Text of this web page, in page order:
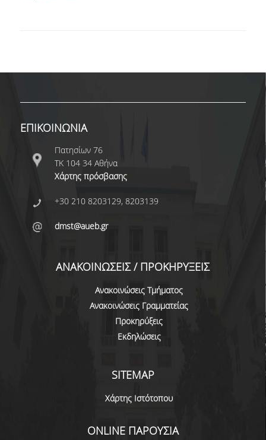
ΜΕΛΗ Ε.Τ.Ε.Π.
ΠΡΟΠΤΥΧΙΑΚΕΣ ΣΠΟΥΔΕΣ
ΠΡΟΓΡΑΜΜΑ ΣΠΟΥΔΩΝ
ΟΔΗΓΟΣ ΚΑΙ ΚΑΤΕΥΘΥΝΣΕΙΣ ΣΠΟΥΔΩΝ
ΜΑΘΗΜΑΤΑ ΠΡΟΓΡΑΜΜΑΤΟΣ ΣΠΟΥΔΩΝ
ΑΛΛΑ ΤΜΗΜΑΤΑ
ΒΡΑΒΕΙΑ ΕΡΓΑΣΙΩΝ
ΕΠΙΚΟΙΝΩΝΙΑ
Πατησίων 76
ΤΚ 104 34 Αθήνα
Χάρτης πρόσβασης
+30 210 8203129, 8203139
dmst@aueb.gr
ΑΝΑΚΟΙΝΩΣΕΙΣ / ΠΡΟΚΗΡΥΞΕΙΣ
Ανακοινώσεις Τμήματος
Ανακοινώσεις Γραμματείας
Προκηρύξεις
Εκδηλώσεις
SITEMAP
Χάρτης Ιστότοπου
ONLINE ΠΑΡΟΥΣΙΑ